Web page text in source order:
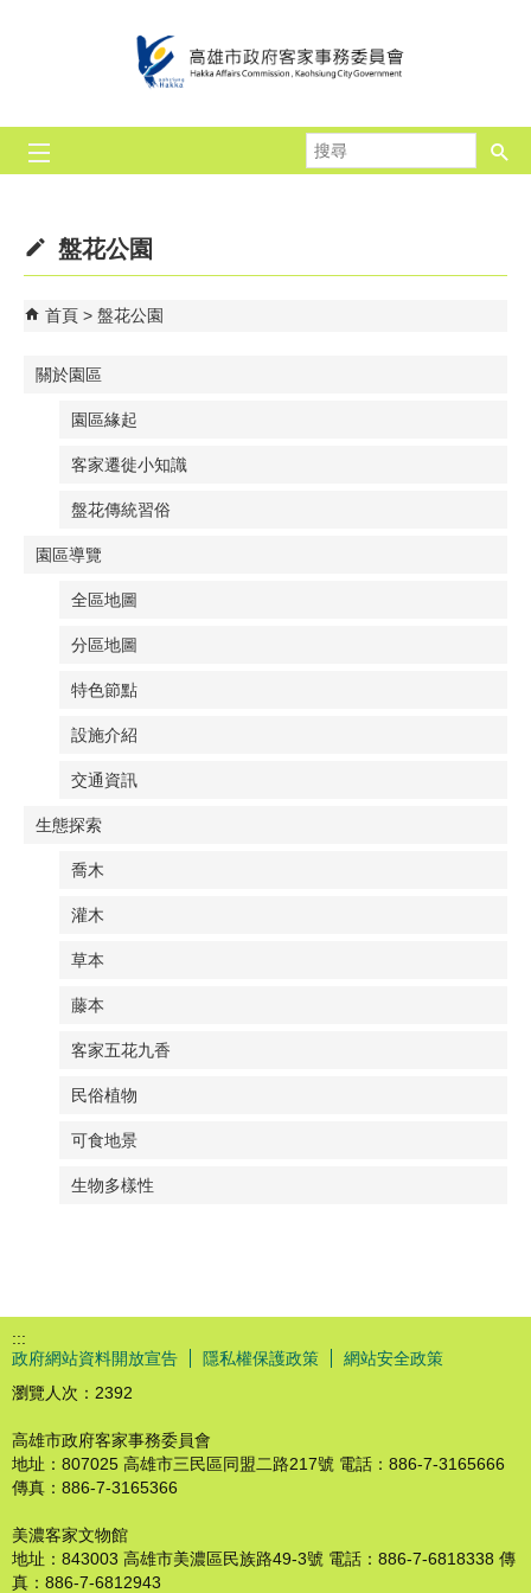
尋
盤花公園
首頁 盤花公園
關於園區
園區緣起
客家遷徙小知識
盤花傳統習俗
園區導覽
全區地圖
分區地圖
特色節點
設施介紹
交通資訊
生態探索
喬木
灌木
草本
藤本
客家五花九香
民俗植物
可食地景
生物多樣性
:::
政府網站資料開放宣告
隱私權保護政策
網站安全政策
瀏覽人次： 2392
高雄市政府客家事務委員會
地址：807025 高雄市三民區同盟二路217號 電話：886-7-3165666
傳真：886-7-3165366
美濃客家文物館
地址：843003 高雄市美濃區民族路49-3號 電話：886-7-6818338 傳
真：886-7-6812943